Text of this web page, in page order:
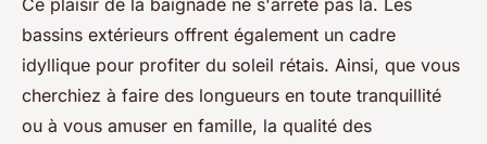
Ce plaisir de la baignade ne s'arrête pas là. Les
bassins extérieurs offrent également un cadre
idyllique pour profiter du soleil rétais. Ainsi, que vous
cherchiez à faire des longueurs en toute tranquillité
ou à vous amuser en famille, la qualité des